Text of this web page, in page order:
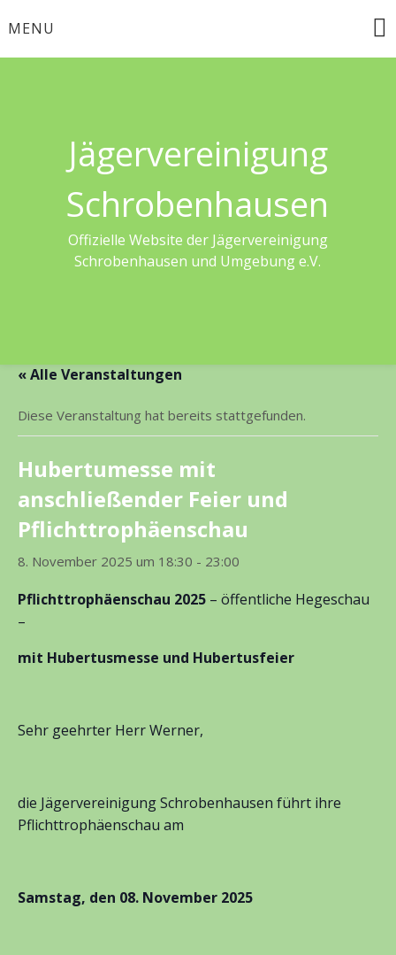
toMENU
Jägervereinigung
Schrobenhausen
Offizielle Website der Jägervereinigung
Schrobenhausen und Umgebung e.V.
« Alle Veranstaltungen
Diese Veranstaltung hat bereits stattgefunden.
Hubertumesse mit
anschließender Feier und
Pflichttrophäenschau
8. November 2025 um 18:30 - 23:00
Pflichttrophäenschau 2025 – öffentliche Hegeschau
–
mit Hubertusmesse und Hubertusfeier
Sehr geehrter Herr Werner,
die Jägervereinigung Schrobenhausen führt ihre
Pflichttrophäenschau am
Samstag, den 08. November 2025